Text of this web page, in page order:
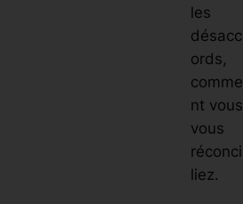
les
désacc
ords,
comme
nt vous
vous
réconci
liez.